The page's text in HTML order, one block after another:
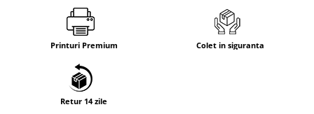
Printuri Premium Colet in siguranta
Retur 14 zile